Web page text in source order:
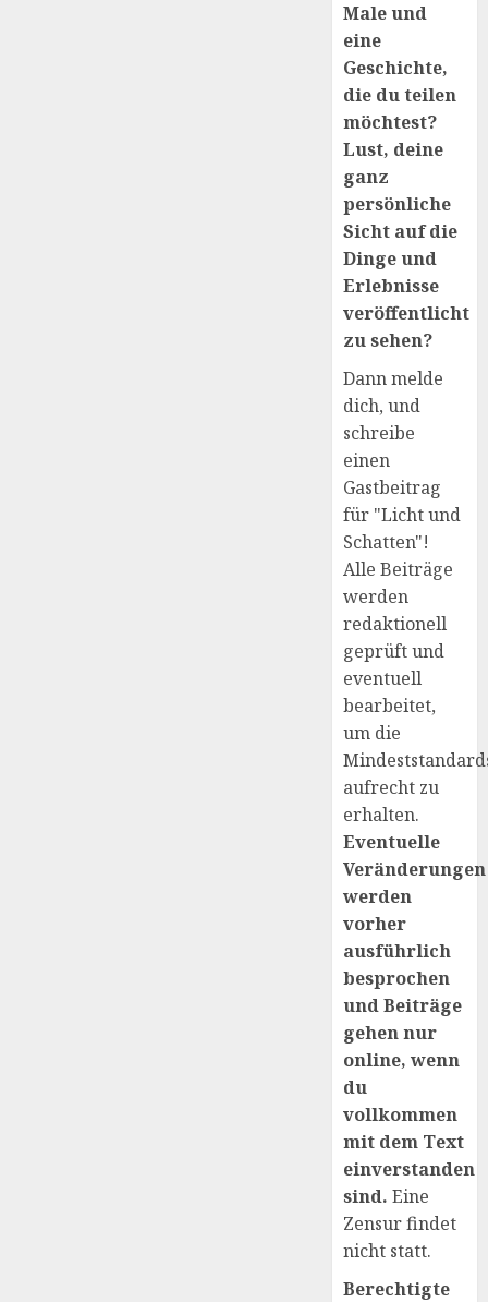
Male und
eine
Geschichte,
die du teilen
möchtest?
Lust, deine
ganz
persönliche
Sicht auf die
Dinge und
Erlebnisse
veröffentlicht
zu sehen?
Dann melde
dich, und
schreibe
einen
Gastbeitrag
für "Licht und
Schatten"!
Alle Beiträge
werden
redaktionell
geprüft und
eventuell
bearbeitet,
um die
aufrecht zu
erhalten.
Eventuelle
Veränderungen
werden
vorher
ausführlich
besprochen
und Beiträge
gehen nur
online, wenn
du
vollkommen
mit dem Text
einverstanden
sind. Eine
Zensur findet
nicht statt.
Berechtigte